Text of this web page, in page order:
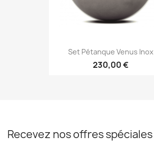
Set Pétanque Venus Inox
230,00 €
Recevez nos offres spéciales